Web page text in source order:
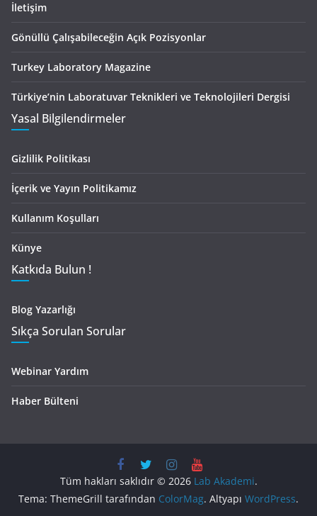
İletişim
Gönüllü Çalışabileceğin Açık Pozisyonlar
Turkey Laboratory Magazine
Türkiye’nin Laboratuvar Teknikleri ve Teknolojileri Dergisi
Yasal Bilgilendirmeler
Gizlilik Politikası
İçerik ve Yayın Politikamız
Kullanım Koşulları
Künye
Katkıda Bulun !
Blog Yazarlığı
Sıkça Sorulan Sorular
Webinar Yardım
Haber Bülteni
Tüm hakları saklıdır © 2026 Lab Akademi.
Tema: ThemeGrill tarafından ColorMag. Altyapı WordPress.